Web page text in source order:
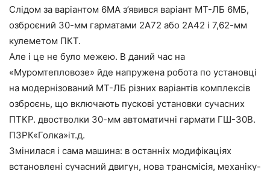
Слідом за варіантом 6МА з’явився варіант МТ-ЛБ 6МБ,
озброєний 30-мм гарматами 2А72 або 2А42 і 7,62-мм
кулеметом ПКТ.
Але і це не було межею. В даний час на
«Муромтепловозе» йде напружена робота по установці
на модернізований МТ-ЛБ різних варіантів комплексів
озброєнь, що включають пускові установки сучасних
ПТКР. двостволки 30-мм автоматичні гармати ГШ-30В.
ПЗРК«Голка»іт.д.
Змінилася і сама машина: в останніх модифікаціях
встановлені сучасний двигун, нова трансмісія, механіку-